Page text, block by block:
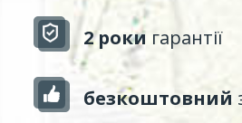
2 роки гарантії
безкоштовний